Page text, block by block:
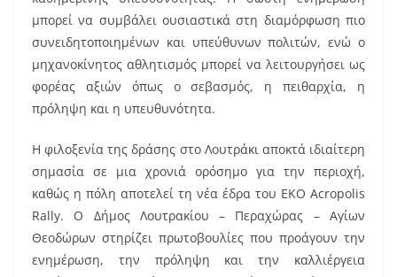
μπορεί να συμβάλει ουσιαστικά στη διαμόρφωση πιο
συνειδητοποιημένων και υπεύθυνων πολιτών, ενώ ο
μηχανοκίνητος αθλητισμός μπορεί να λειτουργήσει ως
φορέας αξιών όπως ο σεβασμός, η πειθαρχία, η
πρόληψη και η υπευθυνότητα.
Η φιλοξενία της δράσης στο Λουτράκι αποκτά ιδιαίτερη
σημασία σε μια χρονιά ορόσημο για την περιοχή,
καθώς η πόλη αποτελεί τη νέα έδρα του ΕΚΟ Acropolis
Rally. Ο Δήμος Λουτρακίου – Περαχώρας – Αγίων
Θεοδώρων στηρίζει πρωτοβουλίες που προάγουν την
ενημέρωση, την πρόληψη και την καλλιέργεια